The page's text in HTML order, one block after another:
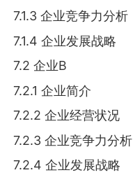
7.1.3 企业竞争力分析
7.1.4 企业发展战略
7.2 企业B
7.2.1 企业简介
7.2.2 企业经营状况
7.2.3 企业竞争力分析
7.2.4 企业发展战略